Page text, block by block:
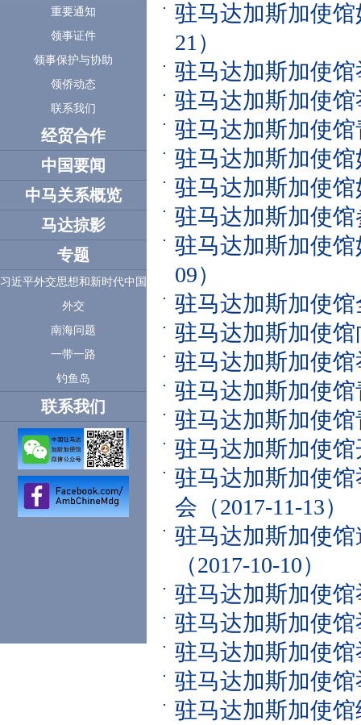
重要通知
领事证件
领事保护与协助
领侨动态
联系我们
经贸合作
中国要闻
中马关系概览
马达掠影
专题
习近平外交思想和新时代中国
外交
南海问题
一带一路
钓鱼岛
联系我们
驻马达加斯加使
21）
驻马达加斯加使
驻马达加斯加使
驻马达加斯加使
驻马达加斯加使
驻马达加斯加使
驻马达加斯加使
驻马达加斯加使馆
09）
驻马达加斯加使
驻马达加斯加使
驻马达加斯加使
驻马达加斯加使
驻马达加斯加使
驻马达加斯加使
驻马达加斯加使
会 （2017-11-13）
驻马达加斯加使
（2017-10-10）
驻马达加斯加使
驻马达加斯加使
驻马达加斯加使
驻马达加斯加使
驻马达加斯加使